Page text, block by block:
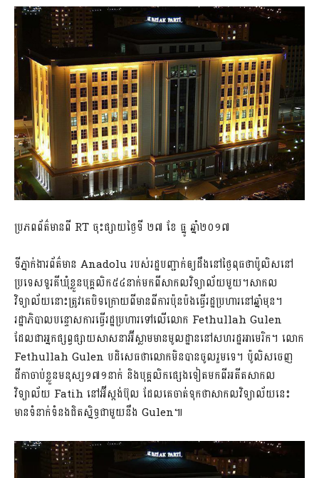
ប្រភពព័ត៌មានពី RT ចុះផ្សាយថ្ងៃទី ២៧ ខែ ធ្នូ ឆ្នាំ២០១៧
ទីភ្នាក់ងារព័ត៌មាន Anadolu របស់រដ្ឋបញ្ជាក់ឲ្យដឹងនៅថ្ងៃពុធថាប៉ូលិសនៅ
ប្រទេសទួរគីឃុំខ្លួនបុគ្គលិក៥៤នាក់មកពីសាកលវិទ្យាល័យមួយ។សាកល
វិទ្យាល័យនោះត្រូវគេបិទក្រោយពីមានពីការប៉ុនប៉ងធ្វើរដ្ឋប្រហារនៅឆ្នាំមុន។
រដ្ឋាភិបាលបន្ទោសការធ្វើរដ្ឋប្រហារទៅលើលោក Fethullah Gulen
ដែលជាអ្នកផ្សព្វផ្សាយសាសនាអ៊ីស្លាមមានមូលដ្ឋាននៅសហរដ្ឋអាមេរិក។ លោក
Fethullah Gulen បដិសេធថាលោកមិនបានចូលរួមទេ។ ប៉ូលិសចេញ
ដីកាចាប់ខ្លួនមនុស្ស១៧១នាក់ និងបុគ្គលិកផ្សេងទៀតមកពីអតីតសាកល
វិទ្យាល័យ Fatih នៅអ៊ីស្តង់ប៊ុល ដែលគេចាត់ទុកថាសាកលវិទ្យាល័យនេះ
មានទំនាក់ទំនងជិតស្និទ្ធជាមួយនឹង Gulen៕